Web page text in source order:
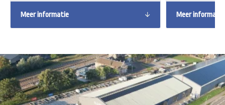
Meer informatie Meer informatie